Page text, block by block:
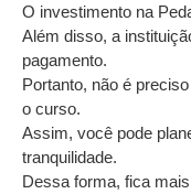
O investimento na
Além disso, a
pagamento.
Portanto, não é
o curso.
Assim, você pode
tranquilidade.
Dessa forma, fica